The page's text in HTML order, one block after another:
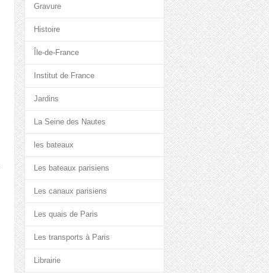
Gravure
Histoire
Île-de-France
Institut de France
Jardins
La Seine des Nautes
les bateaux
Les bateaux parisiens
Les canaux parisiens
Les quais de Paris
Les transports à Paris
Librairie